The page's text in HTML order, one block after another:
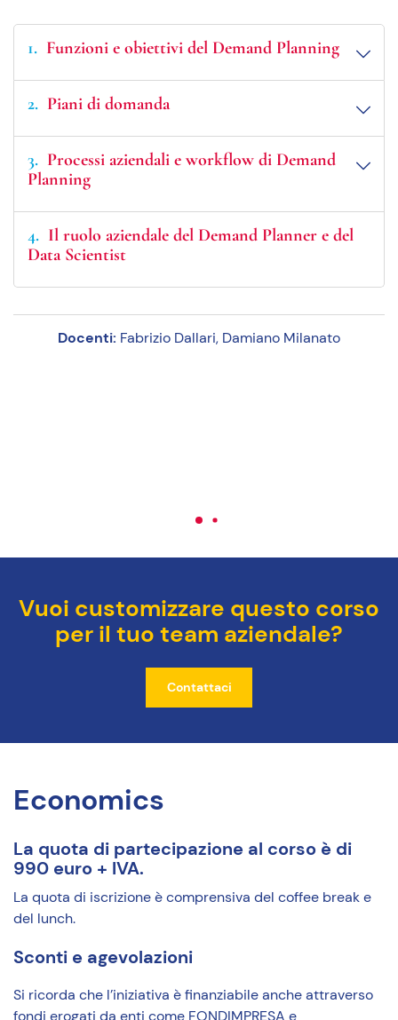
1 Funzioni e obiettivi del Demand Planning
2 Piani di domanda
3
Processi aziendali e workflow di Demand
Planning
4
Il ruolo aziendale del Demand Planner e del
Data Scientist
Docenti: Fabrizio Dallari, Damiano Milanato
Vuoi customizzare questo corso
per il tuo team aziendale?
Contattaci
Economics
La quota di partecipazione al corso è di
990 euro + IVA.
La quota di iscrizione è comprensiva del coffee break e
del lunch.
Sconti e agevolazioni
Si ricorda che l’iniziativa è finanziabile anche attraverso
fondi erogati da enti come FONDIMPRESA e